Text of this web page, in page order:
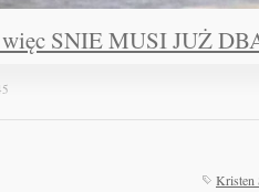
SNIE MUSI JUŻ
Kristen